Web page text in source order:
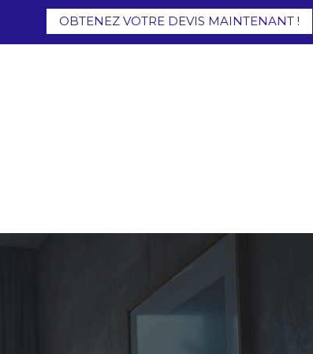
OBTENEZ VOTRE DEVIS MAINTENANT !